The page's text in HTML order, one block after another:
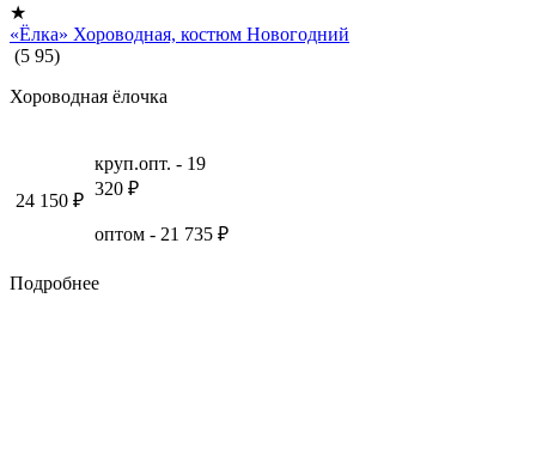
★
«Ёлка» Хороводная, костюм Новогодний
(5 95)
Хороводная ёлочка
24 150 ₽
круп.опт. - 19
320 ₽
оптом - 21 735 ₽
Подробнее